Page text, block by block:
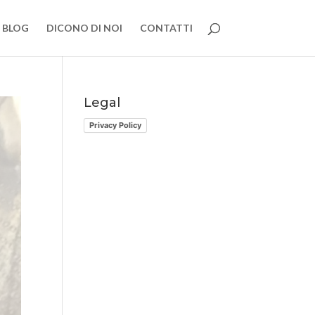
BLOG DICONO DI NOI CONTATTI
Legal
Privacy Policy